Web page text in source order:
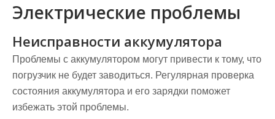
Электрические проблемы
Неисправности аккумулятора
Проблемы с аккумулятором могут привести к тому, что
погрузчик не будет заводиться. Регулярная проверка
состояния аккумулятора и его зарядки поможет
избежать этой проблемы.